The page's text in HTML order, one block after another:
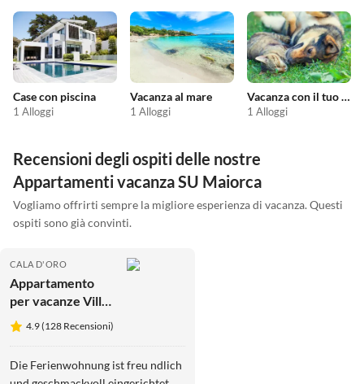
Case con piscina
1 Alloggi
Vacanza al mare
1 Alloggi
Vacanza con il tuo animale domestico
1 Alloggi
Recensioni degli ospiti delle nostre
Appartamenti vacanza SU Maiorca
Vogliamo offrirti sempre la migliore esperienza di vacanza. Questi
ospiti sono già convinti.
CALA D'ORO
Appartamento
per vacanze Villa
Schmidt
4.9 (128 Recensioni)
Die Ferienwohnung ist freu ndlich